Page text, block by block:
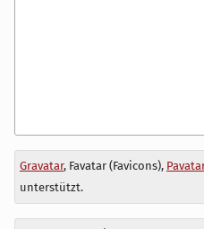
Antwort
zu
Gravatar, Favatar (Favicons),
unterstützt.